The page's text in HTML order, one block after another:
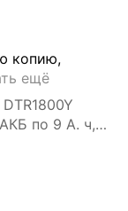
копию,
ещё
по 9 А. ч,